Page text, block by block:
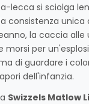
lecca si sciolga
consistenza
la caccia alle
morsi per
di guardare i
dell'infanzia.
Swizzels Matlow